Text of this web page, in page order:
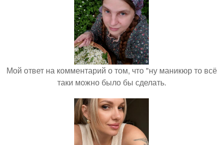
Мой ответ на комментарий о том, что "ну маникюр то всё
таки можно было бы сделать.